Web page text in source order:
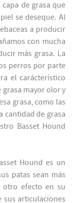
de grasa que
se deseque. Al
a producir
con mucha
más grasa. La
perros por parte
el carácterístico
mayor olor y
grasa, como las
cantidad de grasa
Basset Hound
Hound es un
patas sean más
efecto en su
sus articulaciones